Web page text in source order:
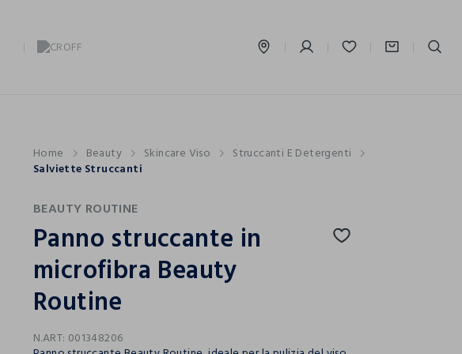
Home Beauty Skincare Viso
Struccanti E Detergenti
Salviette Struccanti
BEAUTY ROUTINE
Panno struccante in
microfibra Beauty
Routine
N.ART: 001348206